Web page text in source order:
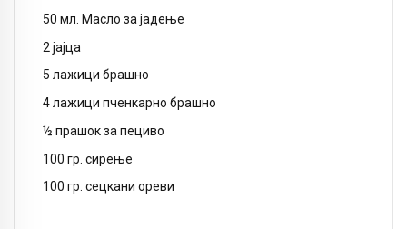
50 мл. Масло за јадење
2 јајца
5 лажици брашно
4 лажици пченкарно брашно
½ прашок за пециво
100 гр. сирење
100 гр. сецкани ореви